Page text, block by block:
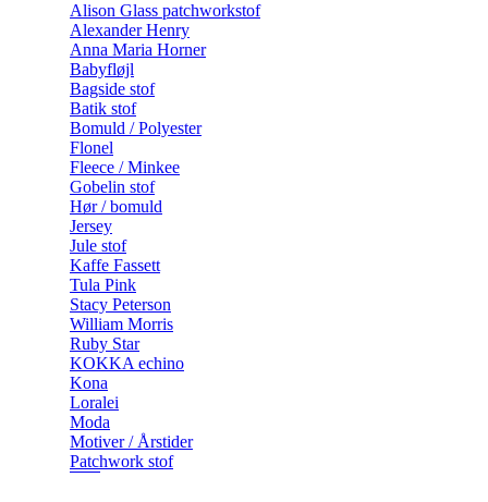
Alison Glass patchworkstof
Alexander Henry
Anna Maria Horner
Babyfløjl
Bagside stof
Batik stof
Bomuld / Polyester
Flonel
Fleece / Minkee
Gobelin stof
Hør / bomuld
Jersey
Jule stof
Kaffe Fassett
Tula Pink
Stacy Peterson
William Morris
Ruby Star
KOKKA echino
Kona
Loralei
Moda
Motiver / Årstider
Patchwork stof